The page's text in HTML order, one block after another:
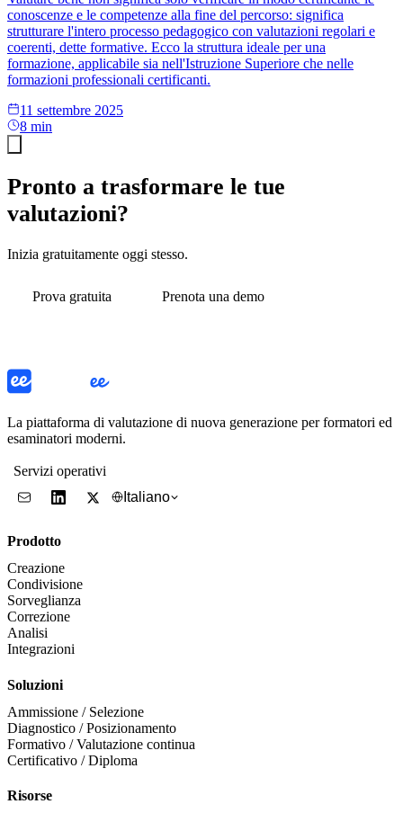
conoscenze e le competenze alla fine del percorso: significa
strutturare l'intero processo pedagogico con valutazioni regolari e
coerenti, dette formative. Ecco la struttura ideale per una
formazione, applicabile sia nell'Istruzione Superiore che nelle
formazioni professionali certificanti.
11 settembre 2025
8 min
Pronto a trasformare le tue
valutazioni?
Inizia gratuitamente oggi stesso.
Prova gratuita Prenota una demo
La piattaforma di valutazione di nuova generazione per formatori ed
esaminatori moderni.
Servizi operativi
Italiano
Prodotto
Creazione
Condivisione
Sorveglianza
Correzione
Analisi
Integrazioni
Soluzioni
Ammissione / Selezione
Diagnostico / Posizionamento
Formativo / Valutazione continua
Certificativo / Diploma
Risorse